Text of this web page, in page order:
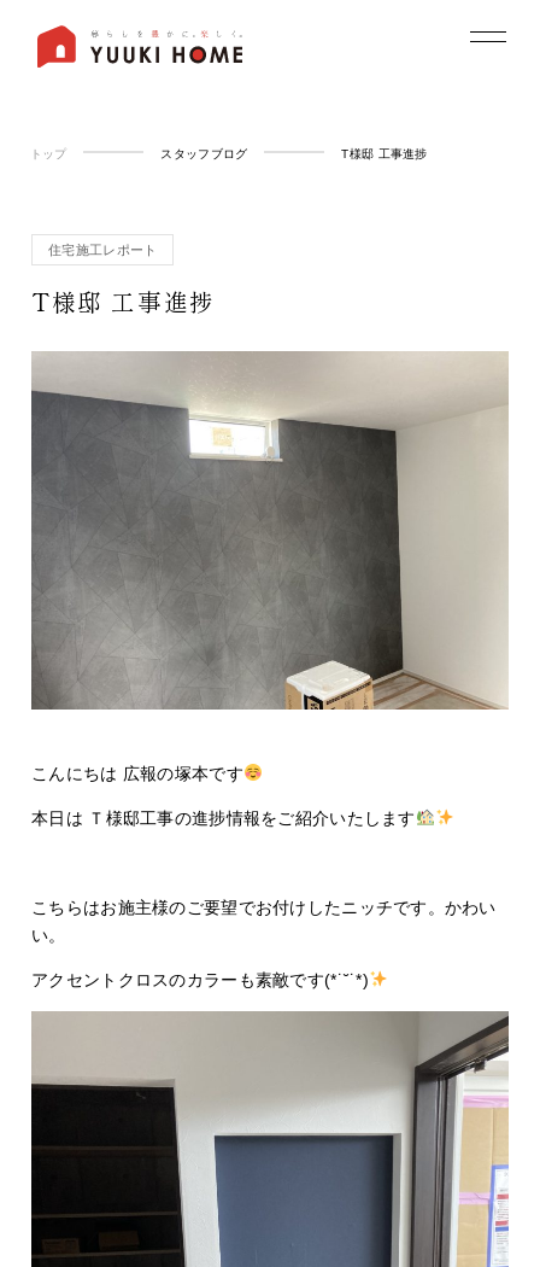
トップ スタッフブログ T様邸 工事進捗
住宅施工レポート
T様邸 工事進捗
こんにちは 広報の塚本です
本日は Ｔ様邸工事の進捗情報をご紹介いたします
こちらはお施主様のご要望でお付けしたニッチです。かわい
い。
アクセントクロスのカラーも素敵です(*˙˘˙*)